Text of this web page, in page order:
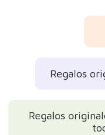
Regalos
Regalos